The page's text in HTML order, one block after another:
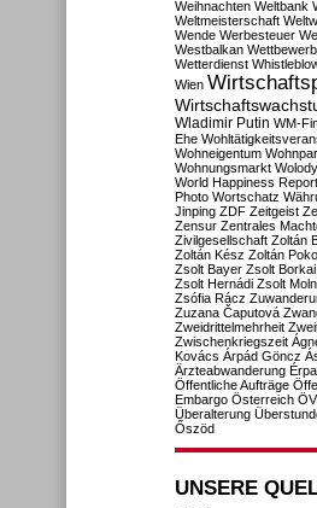
Weihnachten Weltbank
Weltmeisterschaft
Wende Werbesteuer
Westbalkan
Wetterdienst
Wien
Wladimir Putin WM-
Ehe
Wohneigentum
Wohnungsmarkt
World Happiness Report
Photo Wortschatz
Jinping ZDF Zeitgeist
Zensur Zentrales
Zivilgesellschaft Zoltán
Zoltán Kész Zoltán
Zsolt Bayer Zsolt Borkai
Zsolt Hernádi Zsolt
Zsófia Rácz
Zuzana Čaputová
Zweidrittelmehrheit
Zwischenkriegszeit
Kovács Árpád Göncz
Ärzteabwanderung
Öffentliche Aufträge
Embargo Österreich
Überalterung
Őszöd
UNSERE